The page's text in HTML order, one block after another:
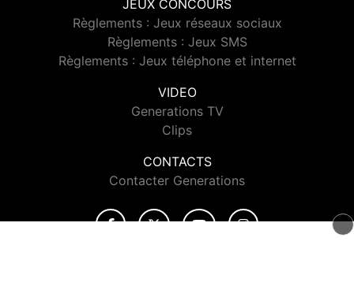
JEUX CONCOURS
Règlements : Jeux réseaux sociaux
Règlements : Jeux SMS
Règlements : Jeux téléphone et internet
VIDEO
Generations TV
Clips
CONTACTS
Contacter Generations